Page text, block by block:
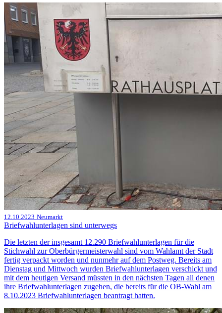
12.10.2023 Neumarkt
Briefwahlunterlagen sind unterwegs
Die letzten der insgesamt 12.290 Briefwahlunterlagen für die
Stichwahl zur Oberbürgermeisterwahl sind vom Wahlamt der Stadt
fertig verpackt worden und nunmehr auf dem Postweg. Bereits am
Dienstag und Mittwoch wurden Briefwahlunterlagen verschickt und
mit dem heutigen Versand müssten in den nächsten Tagen all denen
ihre Briefwahlunterlagen zugehen, die bereits für die OB-Wahl am
8.10.2023 Briefwahlunterlagen beantragt hatten.